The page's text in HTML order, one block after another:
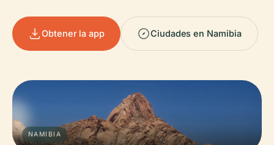
Obtener la app Ciudades en Namibia
NAMIBIA